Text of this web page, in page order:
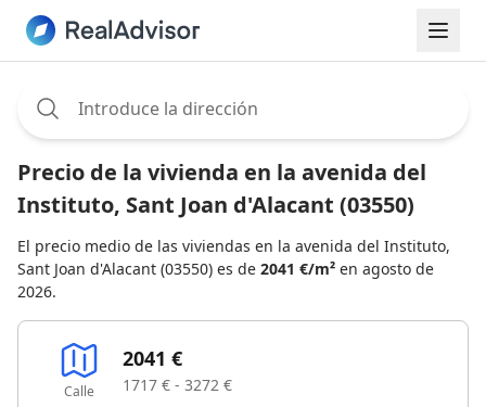
Precio de la vivienda en la avenida del
Instituto, Sant Joan d'Alacant (03550)
El precio medio de las viviendas en la avenida del Instituto,
Sant Joan d'Alacant (03550) es de 2041 €/m² en agosto de
2026.
Calle
2041 €
1717 € - 3272 €